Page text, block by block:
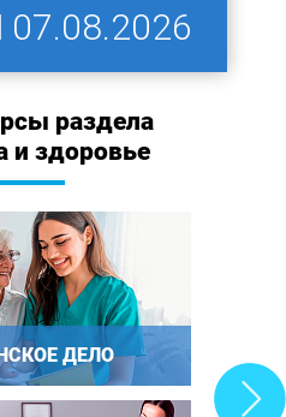
07.08.2026
раздела
и здоровье
ДЕЛО